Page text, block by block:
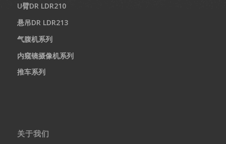
U臂DR LDR210
悬吊DR LDR213
气腹机系列
内窥镜摄像机系列
推车系列
关于我们